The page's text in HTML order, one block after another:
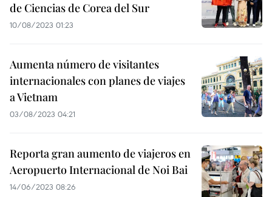
de Ciencias de Corea del Sur
10/08/2023 01:23
Aumenta número de visitantes
internacionales con planes de viajes
a Vietnam
03/08/2023 04:21
Reporta gran aumento de viajeros en
Aeropuerto Internacional de Noi Bai
14/06/2023 08:26